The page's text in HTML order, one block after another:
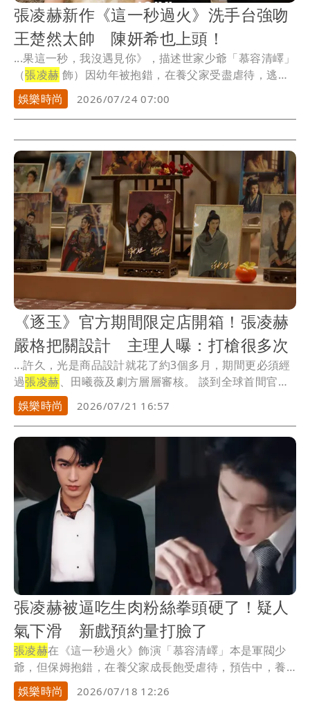
張凌赫新作《這一秒過火》洗手台強吻
王楚然太帥 陳妍希也上頭！
...果這一秒，我沒遇見你》，描述世家少爺「慕容清嶧」
（張凌赫 飾）因幼年被抱錯，在養父家受盡虐待，逃跑
時...
娛樂時尚 2026/07/24 07:00
《逐玉》官方期間限定店開箱！張凌赫
嚴格把關設計 主理人曝：打槍很多次
...許久，光是商品設計就花了約3個多月，期間更必須經
過張凌赫、田曦薇及劇方層層審核。 談到全球首間官
方...
娛樂時尚 2026/07/21 16:57
張凌赫被逼吃生肉粉絲拳頭硬了！疑人
氣下滑 新戲預約量打臉了
張凌赫在《這一秒過火》飾演「慕容清嶧」本是軍閥少
爺，但保姆抱錯，在養父家成長飽受虐待，預告中，養
父將...
娛樂時尚 2026/07/18 12:26